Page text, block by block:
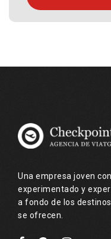
Una empresa joven
experimentado y
a fondo de los
se ofrecen.